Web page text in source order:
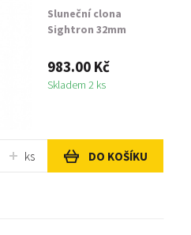
Sluneční clona
Sightron 32mm
983.00 Kč
Skladem 2 ks
ks DO KOŠÍKU